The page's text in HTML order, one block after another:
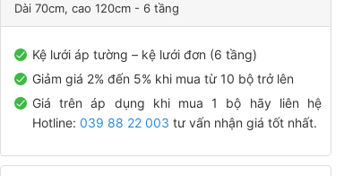
Dài 70cm, cao 120cm - 6 tầng
Kệ lưới áp tường – kệ lưới đơn (6 tầng)
Giảm giá 2% đến 5% khi mua từ 10 bộ trở lên
Giá trên áp dụng khi mua 1 bộ hãy liên hệ
Hotline: 039 88 22 003 tư vấn nhận giá tốt nhất.